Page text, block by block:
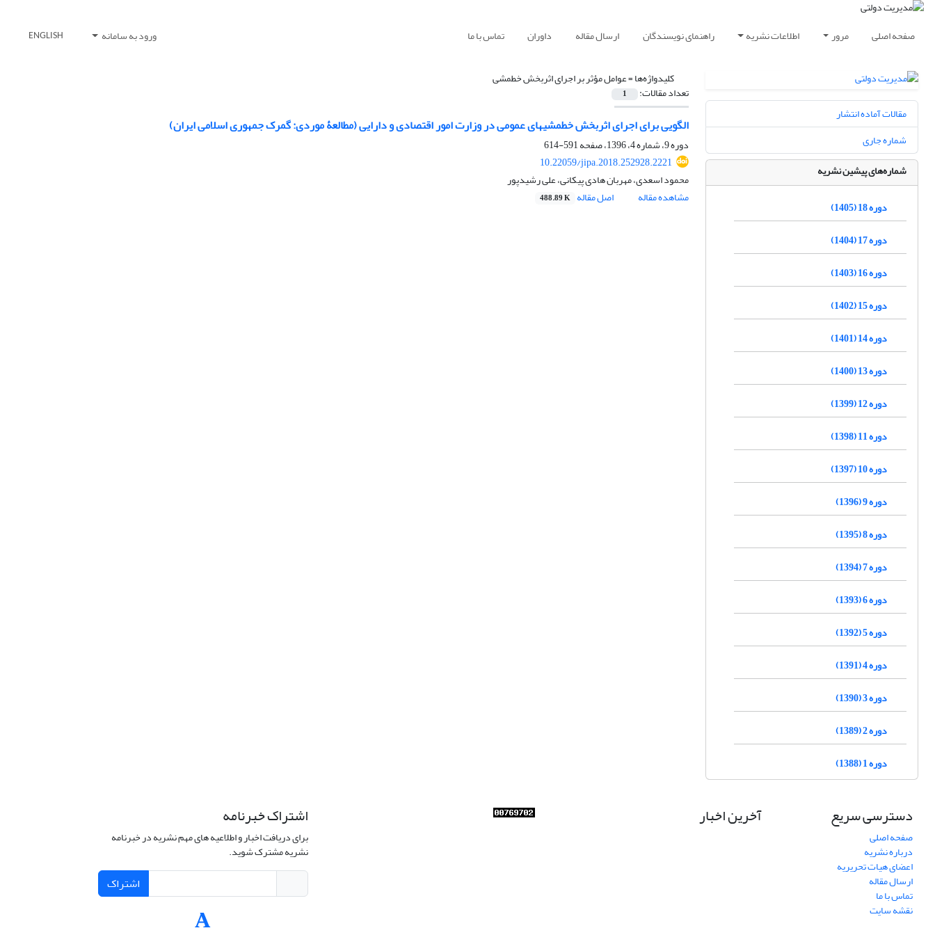
صفحه اصلی مرور اطلاعات نشریه راهنمای نویسندگان ارسال مقاله داوران تماس با ما ورود به سامانه ENGLISH
کلیدواژه‌ها =عوامل مؤثر بر اجرای اثربخش خط‎مشی
تعداد مقالات: 1
الگویی برای اجرای اثربخش خط‎مشی‎های عمومی در وزارت امور اقتصادی و دارایی (مطالعۀ موردی: گمرک جمهوری اسلامی ایران)
دوره 9، شماره 4، 1396، صفحه
591-614
10.22059/jipa.2018.252928.2221
محمود اسعدی، مهربان هادی پیکانی، علی رشیدپور
مشاهده مقاله
اصل مقاله 488.89 K
مقالات آماده انتشار
شماره جاری
شماره‌های پیشین نشریه
دوره 18 (1405)
دوره 17 (1404)
دوره 16 (1403)
دوره 15 (1402)
دوره 14 (1401)
دوره 13 (1400)
دوره 12 (1399)
دوره 11 (1398)
دوره 10 (1397)
دوره 9 (1396)
دوره 8 (1395)
دوره 7 (1394)
دوره 6 (1393)
دوره 5 (1392)
دوره 4 (1391)
دوره 3 (1390)
دوره 2 (1389)
دوره 1 (1388)
دسترسی سریع
صفحه اصلی
درباره نشریه
اعضای هیات تحریریه
ارسال مقاله
تماس با ما
نقشه سایت
آخرین اخبار اشتراک خبرنامه
برای دریافت اخبار و اطلاعیه های مهم نشریه در خبرنامه
نشریه مشترک شوید.
اشتراک